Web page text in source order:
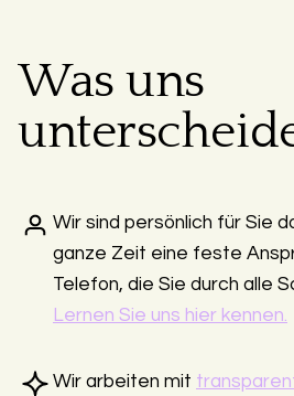
Was uns
Wir sind persönlich für Sie
ganze Zeit eine feste
Telefon, die Sie durch alle
Lernen Sie uns hier kennen.
Wir arbeiten mit